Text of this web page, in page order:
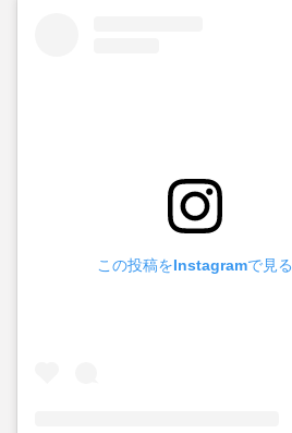
この投稿をInstagramで見る